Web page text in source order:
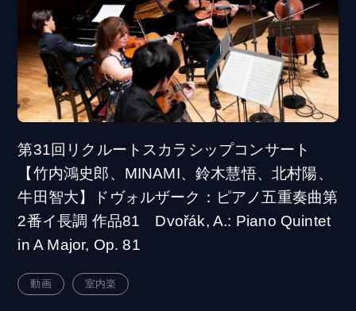
第31回リクルートスカラシップコンサート
【竹内鴻史郎、MINAMI、鈴木慧悟、北村陽、
牛田智大】ドヴォルザーク：ピアノ五重奏曲第
2番イ長調 作品81 Dvořák, A.: Piano Quintet
in A Major, Op. 81
動画 室内楽